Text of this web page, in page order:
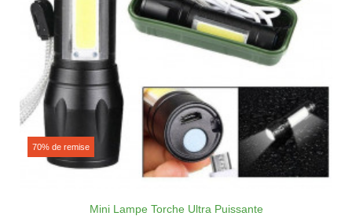
70% de remise
Mini Lampe Torche Ultra Puissante